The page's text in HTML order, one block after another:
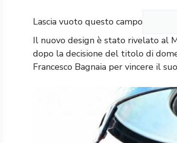
Lascia vuoto questo campo
Il nuovo design è stato rivelato al
dopo la decisione del titolo di
Francesco Bagnaia per vincere il